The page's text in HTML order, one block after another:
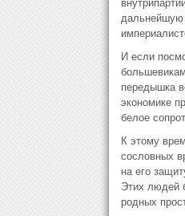
дальнейшую
И если
передышка
экономике
белое
К этому
сословных
на его
Этих людей
родных